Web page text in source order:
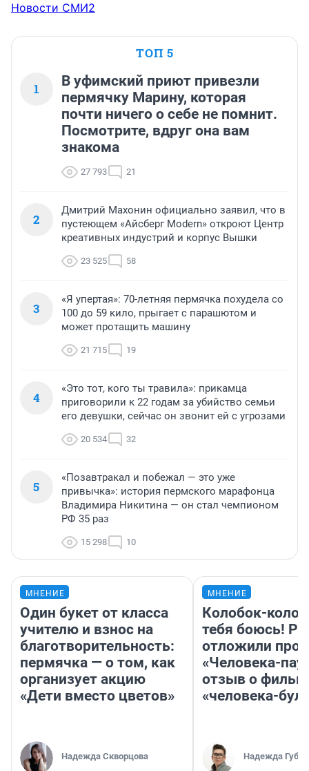
Новости СМИ2
ТОП 5
1
В уфимский приют привезли
пермячку Марину, которая
почти ничего о себе не помнит.
Посмотрите, вдруг она вам
знакома
27 793 21
2
Дмитрий Махонин официально заявил, что в
пустеющем «Айсберг Modern» откроют Центр
креативных индустрий и корпус Вышки
23 525 58
3
«Я упертая»: 70-летняя пермячка похудела со
100 до 59 кило, прыгает с парашютом и
может протащить машину
21 715 19
4
«Это тот, кого ты травила»: прикамца
приговорили к 22 годам за убийство семьи
его девушки, сейчас он звонит ей с угрозами
20 534 32
5
«Позавтракал и побежал — это уже
привычка»: история пермского марафонца
Владимира Никитина — он стал чемпионом
РФ 35 раз
15 298 10
МНЕНИЕ
Один букет от класса
учителю и взнос на
благотворительность:
пермячка — о том, как
организует акцию
«Дети вместо цветов»
Надежда Скворцова
МНЕНИЕ
Колобок-
тебя боюсь!
отложили
«Человека-
отзыв о
«человека-
Надежда